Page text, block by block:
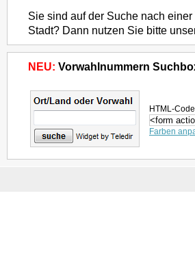
Sie sind auf der Suche nach
Stadt? Dann nutzen Sie bitte
NEU: Vorwahlnummern
HTML-
Farben